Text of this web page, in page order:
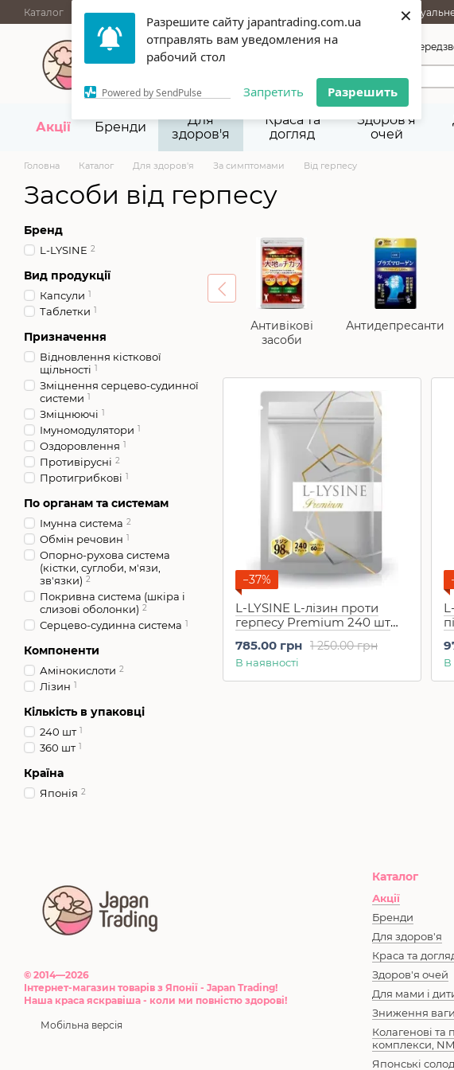
Разрешите сайту japantrading.com.ua
отправлять вам уведомления на
рабочий стол
Powered by SendPulse Запретить Разрешить
×
Перейти до основного контенту
Каталог АКЦІЇ НОВИНКИ
Термін придатності
Відгуки Про нас Контакти Повернення товарів
067 945-92-29,093 945-92-29
Акції Бренди
Для
здоров'я
Краса та
догляд
Здоров'я
очей
Головна Каталог Для здоров'я За симптомами Від герпесу
Засоби від герпесу
Антивікові
засоби
Антидепресанти
−37%
L-LYSINE L-лізин проти
герпесу Premium 240 шт
1 250.00 грн
785.00 грн
В наявності В
Бренд
L-LYSINE 2
Вид продукції
Капсули 1
Таблетки 1
Призначення
Відновлення кісткової
щільності 1
Зміцнення серцево-судинної
системи 1
Зміцнюючі 1
Імуномодулятори 1
Оздоровлення 1
Противірусні 2
Протигрибкові 1
По органам та системам
Імунна система 2
Обмін речовин 1
Опорно-рухова система
(кістки, суглоби, м'язи,
зв'язки) 2
Покривна система (шкіра і
слизові оболонки) 2
Серцево-судинна система 1
Компоненти
Амінокислоти 2
Лізин 1
Кількість в упаковці
240 шт 1
360 шт 1
Країна
Японія 2
© 2014—2026
Інтернет-магазин товарів з Японії - Japan Trading!
Наша краса яскравіша - коли ми повністю здорові!
Мобільна версія
Каталог
Акції
Бренди
Для здоров'я
Краса та
Здоров'я очей
Для мами і
Зниження ваги
Колагенові та
комплекси,
Японські